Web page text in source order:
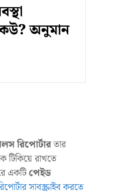
অনুমান
রিপোর্টারতার
টিকিয়ে রাখতে
একটিপেইড
সাবস্ক্রাইব করতে